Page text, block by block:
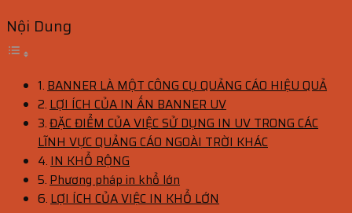
Nội Dung
BANNER LÀ MỘT CÔNG CỤ QUẢNG CÁO HIỆU QUẢ
LỢI ÍCH CỦA IN ẤN BANNER UV
ĐẶC ĐIỂM CỦA VIỆC SỬ DỤNG IN UV TRONG CÁC
LĨNH VỰC QUẢNG CÁO NGOÀI TRỜI KHÁC
IN KHỔ RỘNG
Phương pháp in khổ lớn
LỢI ÍCH CỦA VIỆC IN KHỔ LỚN